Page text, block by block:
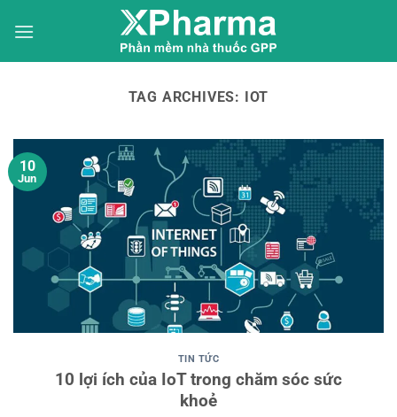
TAG ARCHIVES: IOT
10
Jun
TIN TỨC
10 lợi ích của IoT trong chăm sóc sức
khoẻ